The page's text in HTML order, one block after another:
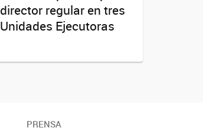
director regular en tres
Unidades Ejecutoras
PRENSA